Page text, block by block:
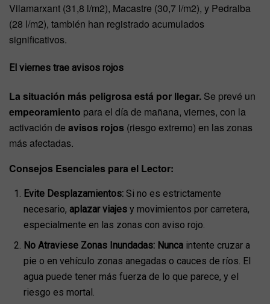
Vilamarxant (31,8 l/m2), Macastre (30,7 l/m2), y Pedralba
(28 l/m2), también han registrado acumulados
significativos.
El viernes trae avisos rojos
La situación más peligrosa está por llegar. Se prevé un
empeoramiento para el día de mañana, viernes, con la
activación de avisos rojos (riesgo extremo) en las zonas
más afectadas.
Consejos Esenciales para el Lector:
Evite Desplazamientos: Si no es estrictamente
necesario, aplazar viajes y movimientos por carretera,
especialmente en las zonas con aviso rojo.
No Atraviese Zonas Inundadas: Nunca intente cruzar a
pie o en vehículo zonas anegadas o cauces de ríos. El
agua puede tener más fuerza de lo que parece, y el
riesgo es mortal.